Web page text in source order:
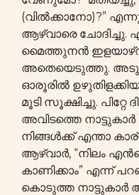
(വിൽക്കാനോ)?”
ആഴ്വാരെ ചോദിച്ചു.
മൈത്തുനൻ
അതെയെടുത്തു.
ഓരൂരിൽ ഉഴുതിളക്കിയ
മൂടി സൂക്ഷിച്ചു.
അവിടത്തെ
നിങ്ങൾക്ക് എന്താ
ആഴ്വാർ, “നിലം
കാണിക്കാം” എന്ന്
കൊടുത്ത നാട്ടുകാർ